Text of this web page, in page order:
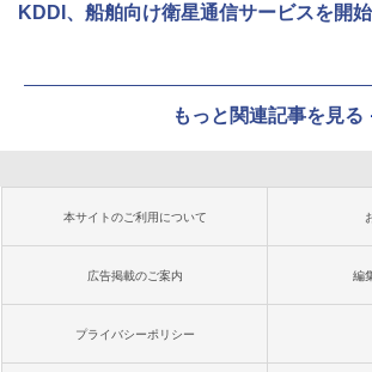
KDDI、船舶向け衛星通信サービスを開始
もっと関連記事を見る
本サイトのご利用について
広告掲載のご案内 編
プライバシーポリシー